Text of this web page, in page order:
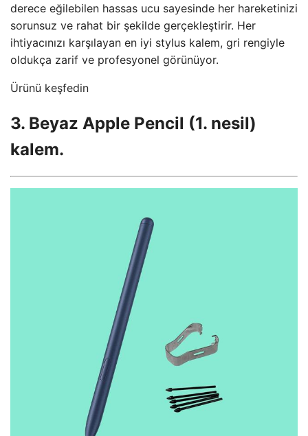
derece eğilebilen hassas ucu sayesinde her hareketinizi
sorunsuz ve rahat bir şekilde gerçekleştirir. Her
ihtiyacınızı karşılayan en iyi stylus kalem, gri rengiyle
oldukça zarif ve profesyonel görünüyor.
Ürünü keşfedin
3. Beyaz Apple Pencil (1. nesil)
kalem.